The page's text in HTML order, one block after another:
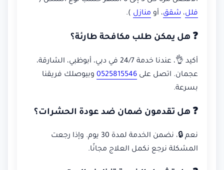
فلل، شقق، أو منازل ).
❓ هل يمكن طلب مكافحة طارئة؟
أكيد 👌، عندنا خدمة 24/7 في دبي، أبوظبي، الشارقة،
عجمان. اتصل على 0525815546 وبيوصلك فريقنا
بسرعة.
❓ هل تقدمون ضمان ضد عودة الحشرات؟
نعم 🔒، نضمن الخدمة لمدة 30 يوم. وإذا رجعت
المشكلة نرجع نكمل العلاج مجانًا.